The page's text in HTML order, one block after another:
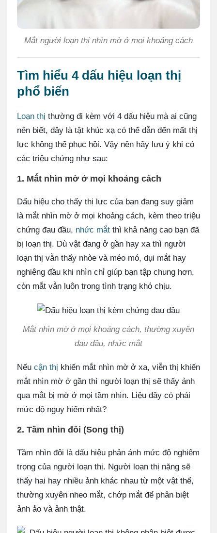
Mắt người loạn thị nhìn mờ ở mọi khoảng cách
Tìm hiểu 4 dấu hiệu loạn thị
phổ biến
Loạn thị thường đi kèm với 4 dấu hiệu mà ai cũng
nên biết, đây là tật khúc xạ có thể dẫn đến mất thị
lực không thể phục hồi. Vậy nên hãy lưu ý khi có
các triệu chứng như sau:
1. Mắt nhìn mờ ở mọi khoảng cách
Dấu hiệu cho thấy thị lực của bạn đang suy giảm
là mắt nhìn mờ ở mọi khoảng cách, kèm theo triệu
chứng đau đầu, nhức mắt thì khả năng cao bạn đã
bị loạn thị. Dù vật đang ở gần hay xa thì người
loạn thị vẫn thấy nhòe và méo mó, dụi mắt hay
nghiêng đầu khi nhìn chỉ giúp bạn tập chung hơn,
còn mắt vẫn luôn trong tình trạng khó chịu.
Mắt nhìn mờ ở mọi khoảng cách, thường xuyên
đau đầu, nhức mắt
Nếu cận thị khiến mắt nhìn mờ ở xa, viễn thị khiến
mắt nhìn mờ ở gần thì người loạn thị sẽ thấy ảnh
qua mắt bị mờ ở mọi tầm nhìn. Liệu đây có phải
mức độ nguy hiểm nhất?
2. Tầm nhìn đôi (Song thị)
Tầm nhìn đôi là dấu hiệu phản ánh mức độ nghiêm
trọng của người loạn thị. Người loạn thị nặng sẽ
thấy hai hay nhiều ảnh khác nhau từ một vật thể,
thường xuyên nheo mắt, chớp mắt để phân biệt
ảnh ảo và ảnh thật.